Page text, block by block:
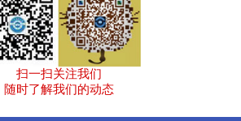
扫一扫关注我们
随时了解我们的动态